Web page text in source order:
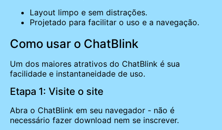
Layout limpo e sem distrações.
Projetado para facilitar o uso e a navegação.
Como usar o ChatBlink
Um dos maiores atrativos do ChatBlink é sua
facilidade e instantaneidade de uso.
Etapa 1: Visite o site
Abra o ChatBlink em seu navegador - não é
necessário fazer download nem se inscrever.